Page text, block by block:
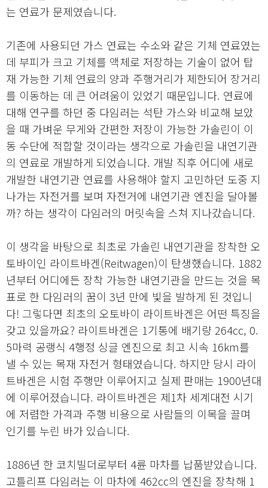
는 연료가 문제였습니다.
기존에 사용되던 가스 연료는 수소와 같은 기체 연료였는
데 부피가 크고 기체를 액체로 저장하는 기술이 없어 탑
재 가능한 기체 연료의 양과 주행거리가 제한되어 장거리
를 이동하는 데 큰 어려움이 있었기 때문입니다. 연료에
대해 연구를 하던 중 다임러는 석탄 가스와 비교해 보았
을 때 가벼운 무게와 간편한 저장이 가능한 가솔린이 이
동 수단에 적합할 것이라는 생각으로 가솔린을 내연기관
의 연료로 개발하게 되었습니다. 개발 직후 어디에 새로
개발한 내연기관 연료를 사용해야 할지 고민하던 도중 지
나가는 자전거를 보며 자전거에 내연기관 엔진을 달아볼
까? 하는 생각이 다임러의 머릿속을 스쳐 지나갔습니다.
이 생각을 바탕으로 최초로 가솔린 내연기관을 장착한 오
토바이인 라이트바겐(Reitwagen)이 탄생했습니다. 1882
년부터 어디에든 장착 가능한 내연기관을 만드는 것을 목
표로 한 다임러의 꿈이 3년 만에 빛을 발하게 된 것입니
다! 그렇다면 최초의 오토바이 라이트바겐은 어떤 특징을
갖고 있을까요? 라이트바겐은 1기통에 배기량 264cc, 0.
5마력 공랭식 4행정 싱글 엔진으로 최고 시속 16km를
낼 수 있는 목재 자전거 형태였습니다. 하지만 당시 라이
트바겐은 시험 주행만 이루어지고 실제 판매는 1900년대
에 이루어졌습니다. 라이트바겐은 제1차 세계대전 시기
에 저렴한 가격과 주행 비용으로 사람들의 이목을 끌며
인기를 누린 바가 있습니다.
1886년 한 코치빌더로부터 4륜 마차를 납품받았습니다.
고틀리프 다임러는 이 마차에 462cc의 엔진을 장착해 1